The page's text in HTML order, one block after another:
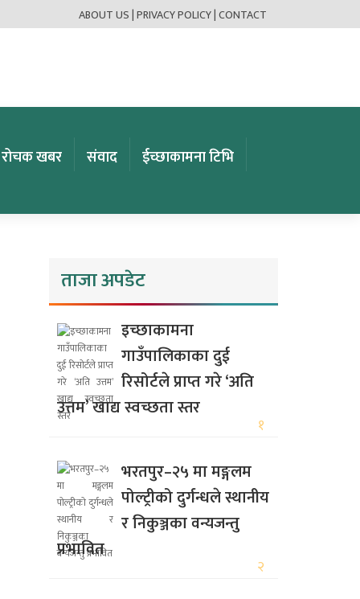
ABOUT US |PRIVACY POLICY |CONTACT
रोचक खबर संवाद
ईच्छाकामना टिभि
ताजा अपडेट
इच्छाकामना
गाउँपालिकाका दुई
रिसोर्टले प्राप्त गरे ‘अति
उत्तम’ खाद्य स्वच्छता स्तर
१
भरतपुर–२५ मा मङ्गलम
पोल्ट्रीको दुर्गन्धले स्थानीय
र निकुञ्जका वन्यजन्तु
प्रभावित
२